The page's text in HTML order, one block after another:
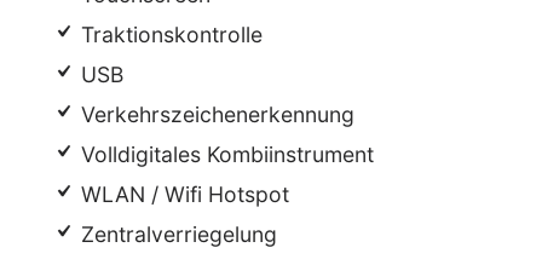
Traktionskontrolle
USB
Verkehrszeichenerkennung
Volldigitales Kombiinstrument
WLAN / Wifi Hotspot
Zentralverriegelung